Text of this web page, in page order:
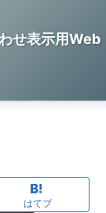
せ表示用Web
はてブ